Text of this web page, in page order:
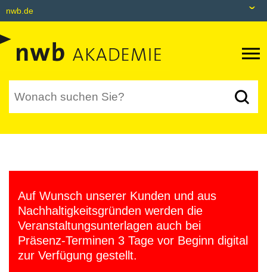
nwb.de
Datenbank
Akademie
tax&bytes
NWB NEO
Auf Wunsch unserer Kunden und aus
Nachhaltigkeitsgründen werden die
Veranstaltungsunterlagen auch bei
Präsenz-Terminen 3 Tage vor Beginn digital
zur Verfügung gestellt.